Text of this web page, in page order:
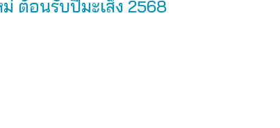
ต้อนรับปีมะเส็ง 2568